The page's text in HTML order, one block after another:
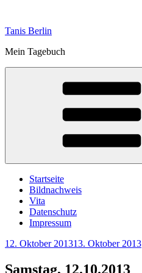
springen
Tanis Berlin
Mein Tagebuch
Startseite
Bildnachweis
Vita
Datenschutz
Impressum
Veröffentlicht
12. Oktober 201313. Oktober 2013
Samstag, 12.10.2013